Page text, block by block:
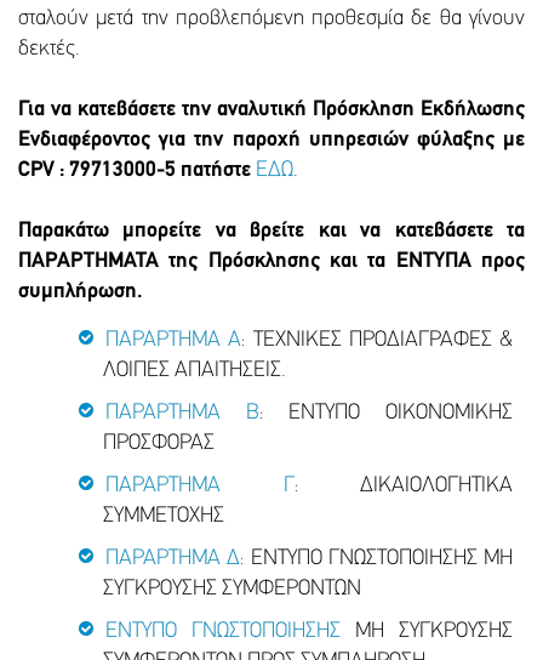
σταλούν μετά την προβλεπόμενη προθεσμία δε θα γίνουν
δεκτές.
Για να κατεβάσετε την αναλυτική Πρόσκληση Εκδήλωσης
Ενδιαφέροντος για την παροχή υπηρεσιών φύλαξης με
CPV : 79713000-5 πατήστε ΕΔΩ.
Παρακάτω μπορείτε να βρείτε και να κατεβάσετε τα
ΠΑΡΑΡΤΗΜΑΤΑ της Πρόσκλησης και τα ΕΝΤΥΠΑ προς
συμπλήρωση.
ΠΑΡΑΡΤΗΜΑ Α: ΤΕΧΝΙΚΕΣ ΠΡΟΔΙΑΓΡΑΦΕΣ &
ΛΟΙΠΕΣ ΑΠΑΙΤΗΣΕΙΣ.
ΠΑΡΑΡΤΗΜΑ Β: ΕΝΤΥΠΟ ΟΙΚΟΝΟΜΙΚΗΣ
ΠΡΟΣΦΟΡΑΣ
ΠΑΡΑΡΤΗΜΑ Γ: ΔΙΚΑΙΟΛΟΓΗΤΙΚΑ
ΣΥΜΜΕΤΟΧΗΣ
ΠΑΡΑΡΤΗΜΑ Δ: ΕΝΤΥΠΟ ΓΝΩΣΤΟΠΟΙΗΣΗΣ ΜΗ
ΣΥΓΚΡΟΥΣΗΣ ΣΥΜΦΕΡΟΝΤΩΝ
ΕΝΤΥΠΟ ΓΝΩΣΤΟΠΟΙΗΣΗΣ ΜΗ ΣΥΓΚΡΟΥΣΗΣ